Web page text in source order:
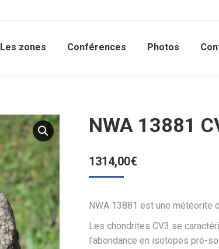
Les zones Conférences Photos
NWA 13881
1314,00€
NWA 13881 est une météorite
Les chondrites CV3 se
l’abondance en isotopes pré-